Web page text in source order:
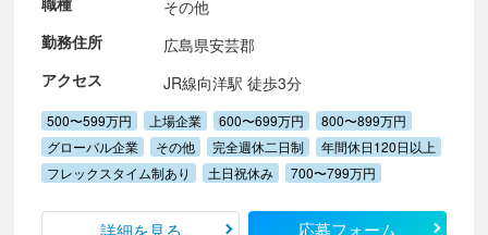
その他
勤務住所
広島県安芸郡
アクセス
JR線向洋駅 徒歩3分
500〜599万円 上場企業 600〜699万円
800〜899万円
グローバル企業
その他 完全週休二日制
年間休日120日以上
フレックスタイム制あり
土日祝休み 700〜799万円
詳細を見る 応募フォーム